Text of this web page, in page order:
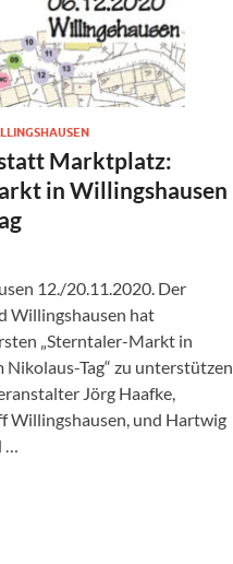
Marktplatz:
in Willingshausen
12./20.11.2020. Der
Willingshausen hat
„Sterntaler-Markt in
Tag“ zu unterstützen.
Jörg Haafke,
Willingshausen, und Hartwig